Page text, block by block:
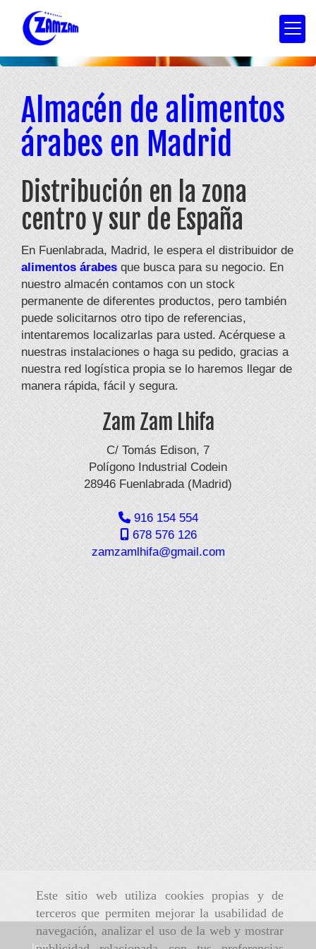
Este sitio web utiliza cookies propias y de
terceros que permiten mejorar la usabilidad de
navegación, analizar el uso de la web y mostrar
Almacén de alimentos
árabes en Madrid
Distribución en la zona
centro y sur de España
En Fuenlabrada, Madrid, le espera el distribuidor de
alimentos árabes que busca para su negocio. En
nuestro almacén contamos con un stock
permanente de diferentes productos, pero también
puede solicitarnos otro tipo de referencias,
intentaremos localizarlas para usted. Acérquese a
nuestras instalaciones o haga su pedido, gracias a
nuestra red logística propia se lo haremos llegar de
manera rápida, fácil y segura.
Zam Zam Lhifa
C/ Tomás Edison, 7
Polígono Industrial Codein
28946 Fuenlabrada (Madrid)
916 154 554
678 576 126
zamzamlhifa
gmail.com